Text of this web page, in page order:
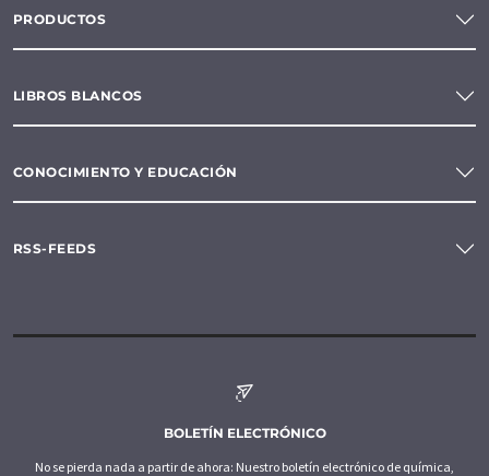
PRODUCTOS
LIBROS BLANCOS
CONOCIMIENTO Y EDUCACIÓN
RSS-FEEDS
BOLETÍN ELECTRÓNICO
No se pierda nada a partir de ahora: Nuestro boletín electrónico de química,